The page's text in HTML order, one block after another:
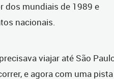
dos mundiais de 1989 e
nacionais.
viajar até São
e agora com uma pista